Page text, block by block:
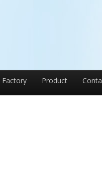
Factory Product